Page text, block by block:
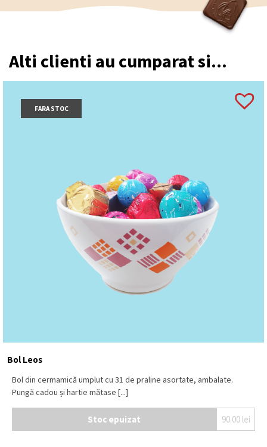
Alti clienti au cumparat si...
FARA STOC
Bol Leos
Bol din cermamică umplut cu 31 de praline asortate, ambalate.
Pungă cadou și hartie mătase [...]
Stoc epuizat 90.00 lei